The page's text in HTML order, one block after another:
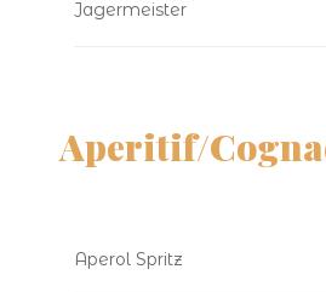
Jagermeister
Aperitif/
Aperol Spritz